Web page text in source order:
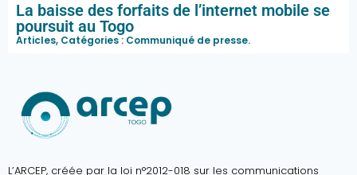
La baisse des forfaits de l’internet mobile se
poursuit au Togo
Articles, Catégories : Communiqué de presse.
L’ARCEP, créée par la loi n°2012-018 sur les communications